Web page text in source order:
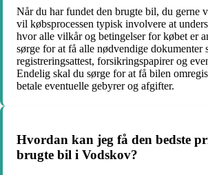
Når du har fundet den brugte bil, du gerne
vil købsprocessen typisk involvere at
hvor alle vilkår og betingelser for købet er
sørge for at få alle nødvendige dokumenter
registreringsattest, forsikringspapirer og
Endelig skal du sørge for at få bilen
betale eventuelle gebyrer og afgifter.
Hvordan kan jeg få den bedste
brugte bil i Vodskov?